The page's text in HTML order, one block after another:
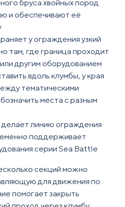
бруса хвойных пород
и обеспечивают её
у ограждения узкий
там, где граница проходит
другим оборудованием
вдоль клумбы, у края
тематическими
места с разным
линию ограждения
поддерживает
серии Sea Battle
секций можно
для движения по
помогает закрыть